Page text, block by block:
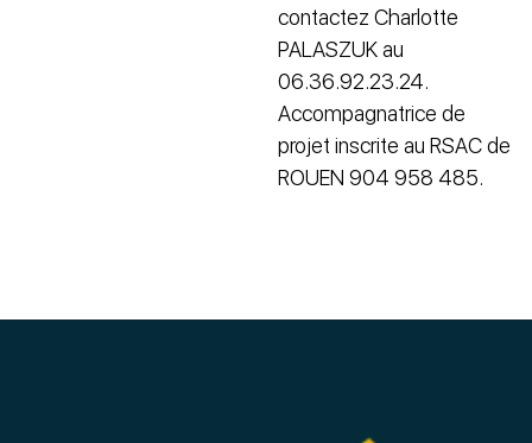
contactez Charlotte
PALASZUK au
06.36.92.23.24.
Accompagnatrice de
projet inscrite au RSAC de
ROUEN 904 958 485.